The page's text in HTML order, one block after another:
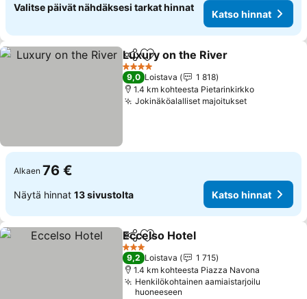
Valitse päivät nähdäksesi tarkat hinnat
Katso hinnat
Jaa Lisää suosikkeihin
Luxury on the River
4 Tähtiluokitus
9,0 Loistava
1 818
1.4 km kohteesta Pietarinkirkko
Jokinäköalalliset majoituksetKatso
Alkaen 76 €
Näytä hinnat 13 sivustolta Katso hinnat
Jaa Lisää suosikkeihin
Eccelso Hotel
3 Tähtiluokitus
9,2 Loistava
1 715
1.4 km kohteesta Piazza Navona
Henkilökohtainen aamiaistarjoilu
huoneeseen